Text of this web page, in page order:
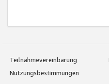
Teilnahmevereinbarung
Nutzungsbestimmungen